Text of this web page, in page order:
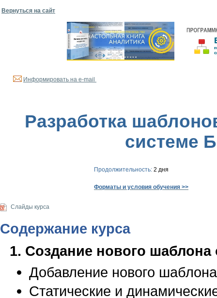
Вернуться на сайт
Информировать на e-mail
Разработка
системе
Продолжительность: 2 дня
Форматы и условия обучения >>
Слайды курса
Содержание курса
1. Создание нового шаблона
Добавление нового
Статические и